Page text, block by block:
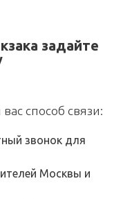
задайте
способ связи:
звонок для
Москвы и